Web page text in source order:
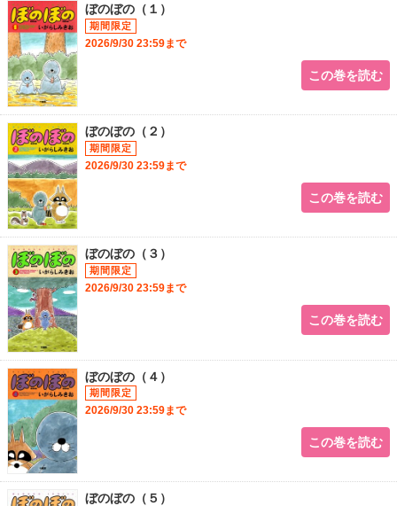
ぼのぼの（１）
2026/9/30 23:59まで
この巻を読む
ぼのぼの（２）
2026/9/30 23:59まで
この巻を読む
ぼのぼの（３）
2026/9/30 23:59まで
この巻を読む
ぼのぼの（４）
2026/9/30 23:59まで
この巻を読む
ぼのぼの（５）